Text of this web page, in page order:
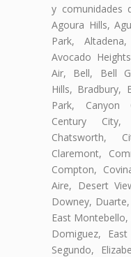
y comunidades
Agoura Hills,
Park,
Avocado
Air, Bell, Bell
Hills, Bradbury,
Park, Canyon
Century
Chatsworth,
Claremont,
Compton,
Aire, Desert
Downey,
East Montebello,
Domiguez,
Segundo,